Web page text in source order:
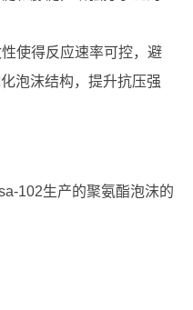
使得反应速率可控，避
泡沫结构，提升抗压强
102生产的聚氨酯泡沫的